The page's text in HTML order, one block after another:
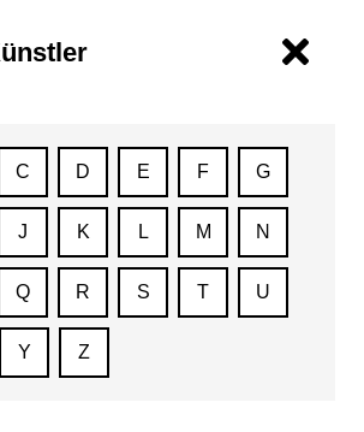
C D E F G
J K L M N
Q R S T U
Y Z